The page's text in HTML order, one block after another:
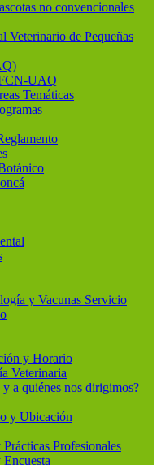
no convencionales
Veterinario de Pequeñas
UAQ
Temáticas
y Vacunas Servicio
y Horario
Veterinaria
y a quiénes nos dirigimos?
y Ubicación
Profesionales